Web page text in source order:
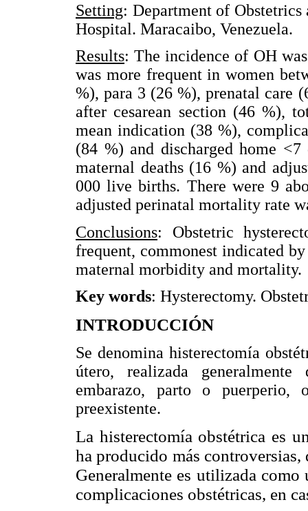
Setting: Department of
Hospital. Maracaibo, Venezuela.
Results: The incidence of OH
was more frequent in women
%), para 3 (26 %), prenatal care
after cesarean section (46 %),
mean indication (38 %),
(84 %) and discharged home
maternal deaths (16 %) and
000 live births. There were 9
adjusted perinatal mortality rate
Conclusions: Obstetric
frequent, commonest indicated
maternal morbidity and mortality.
Key words: Hysterectomy.
INTRODUCCIÓN
Se denomina histerectomía
útero, realizada
embarazo, parto o puerperio,
preexistente.
La histerectomía obstétrica es
ha producido más controversias,
Generalmente es utilizada
complicaciones obstétricas, en